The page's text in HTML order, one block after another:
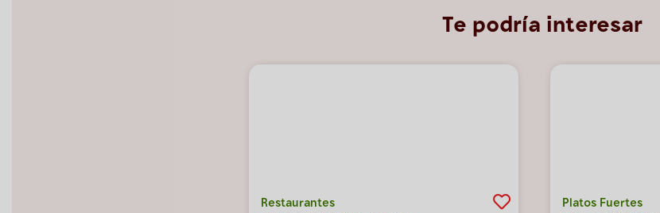
Te podría interesar
Restaurantes Platos Fuertes